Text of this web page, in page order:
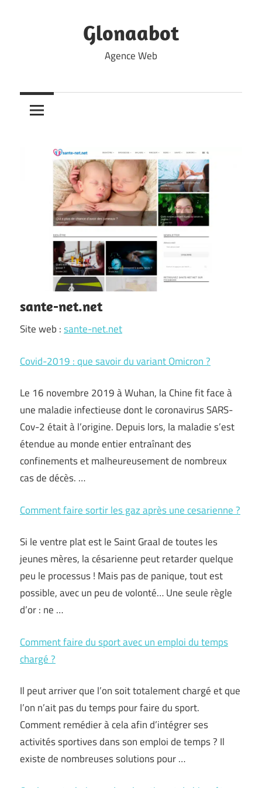
Glonaabot
Agence Web
sante-net.net
Site web :sante-net.net
Covid-2019 : que savoir du variant Omicron ?
Le 16 novembre 2019 à Wuhan, la Chine fit face à
une maladie infectieuse dont le coronavirus SARS-
Cov-2 était à l’origine. Depuis lors, la maladie s’est
étendue au monde entier entraînant des
confinements et malheureusement de nombreux
cas de décès. …
Comment faire sortir les gaz après une cesarienne ?
Si le ventre plat est le Saint Graal de toutes les
jeunes mères, la césarienne peut retarder quelque
peu le processus ! Mais pas de panique, tout est
possible, avec un peu de volonté… Une seule règle
d’or : ne …
Comment faire du sport avec un emploi du temps
chargé ?
Il peut arriver que l’on soit totalement chargé et que
l’on n’ait pas du temps pour faire du sport.
Comment remédier à cela afin d’intégrer ses
activités sportives dans son emploi de temps ? Il
existe de nombreuses solutions pour …